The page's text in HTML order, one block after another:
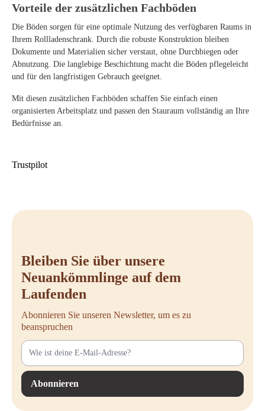
Vorteile der zusätzlichen Fachböden
Die Böden sorgen für eine optimale Nutzung des verfügbaren Raums in
Ihrem Rollladenschrank. Durch die robuste Konstruktion bleiben
Dokumente und Materialien sicher verstaut, ohne Durchbiegen oder
Abnutzung. Die langlebige Beschichtung macht die Böden pflegeleicht
und für den langfristigen Gebrauch geeignet.
Mit diesen zusätzlichen Fachböden schaffen Sie einfach einen
organisierten Arbeitsplatz und passen den Stauraum vollständig an Ihre
Bedürfnisse an.
Trustpilot
Bleiben Sie über unsere
Neuankömmlinge auf dem
Laufenden
Abonnieren Sie unseren Newsletter, um es zu
beanspruchen
Abonnieren